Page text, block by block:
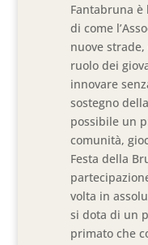
Fantabruna è
di come
nuove
ruolo dei
innovare
sostegno
possibile un
comunità,
Festa della
volta in
si dota di un
primato che